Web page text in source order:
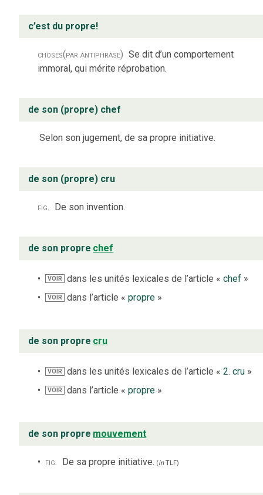
c’est du propre!
choses(par antiphrase) Se dit d’un comportement
immoral, qui mérite réprobation.
de son (propre) chef
Selon son jugement, de sa propre initiative.
de son (propre) cru
fig. De son invention.
de son propre chef
VOIR dans les unités lexicales de l’article «chef »
VOIR dans l’article «propre »
de son propre cru
VOIR dans les unités lexicales de l’article «2. cru »
VOIR dans l’article «propre »
de son propre mouvement
fig. De sa propre initiative. (inTLF)